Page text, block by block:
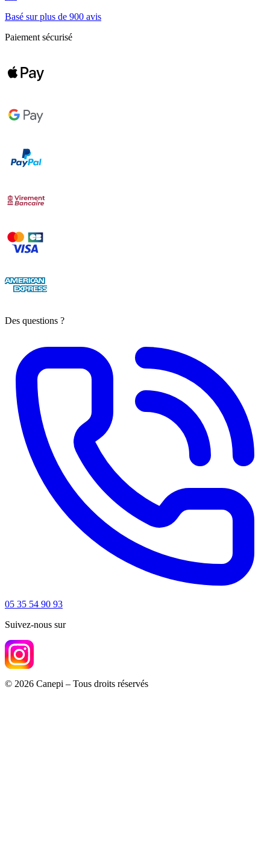
Basé sur plus de 900 avis
Paiement sécurisé
Des questions ?
05 35 54 90 93
Suivez-nous sur
© 2026 Canepi – Tous droits réservés